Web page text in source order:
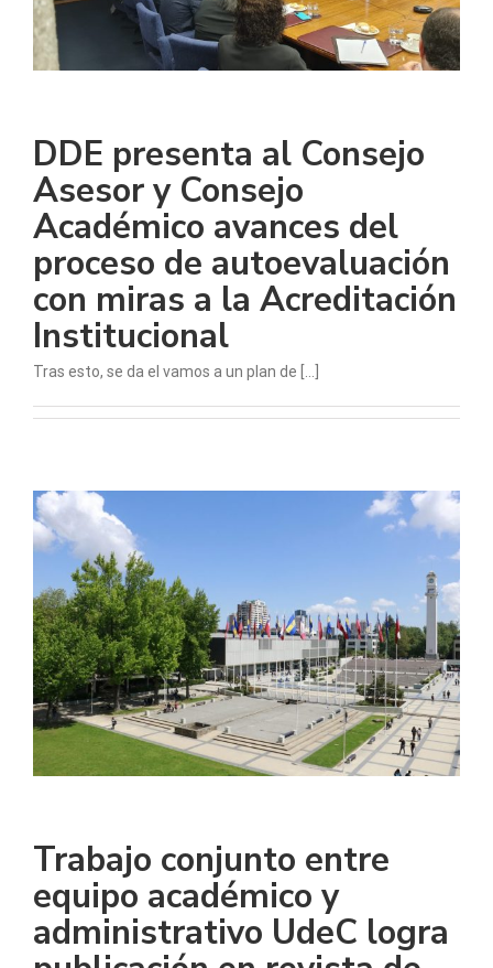
DDE presenta al Consejo
Asesor y Consejo
Académico avances del
proceso de autoevaluación
con miras a la Acreditación
Institucional
Tras esto, se da el vamos a un plan de [...]
Trabajo conjunto entre
equipo académico y
administrativo UdeC logra